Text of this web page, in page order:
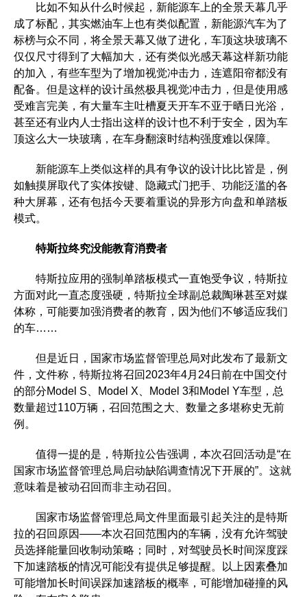
比如不知从什么时候起，新能源车上的全景天幕几乎
成了标配，其实燃油车上也有类似配置，新能源汽车为了
标榜与众不同，将全景天幕又做了进化，车顶这块玻璃不
仅仅尺寸得到了大幅加大，还有类似光感天幕这样新功能
的加入，有些车型为了增加视觉冲击力，连遮阳帘都没有
配备。但是这样的设计虽然极具视觉冲击力，但是使用感
受难言完美，有大量车主吐槽夏天开车不亚于晒日光浴，
甚至还有业内人士指出这样的设计也不利于安全，因为车
顶这么大一块玻璃，在车身翻滚时结构强度难以保障。
新能源车上类似这样的具有争议的设计比比皆是，例
如触摸屏取代了实体按键、隐藏式门把手、功能泛滥的各
种大屏幕，还有包括今天要着重说的异形方向盘和单踏板
模式。
特斯拉终究没能教育消费者
特斯拉应用的强制单踏板模式一直饱受争议，特斯拉
方面对此一直态度强硬，特斯拉全球副总裁陶琳甚至对媒
体称，可能要加强消费者的教育，因为他们不够适应我们
的车……
但是近日，国家市场监督管理总局对此发布了最新文
件，文件称，特斯拉将召回2023年4月24日前在中国交付
的部分Model S、Model X、Model 3和Model Y车型，总
数量超过110万辆，召回范围之大、数量之多堪称史无前
例。
值得一提的是，特斯拉公告强调，本次召回活动是“在
国家市场监督管理总局启动缺陷调查情况下开展的”。这就
意味着是被动召回而非主动召回。
国家市场监督管理总局文件里面最引起关注的是特斯
拉的召回原因——本次召回范围内的车辆，没有允许驾驶
员选择能量回收制动策略；同时，对驾驶员长时间深度踩
下加速踏板的情况可能没有提供足够提醒。以上因素叠加
可能增加长时间误踩加速踏板的概率，可能增加碰撞的风